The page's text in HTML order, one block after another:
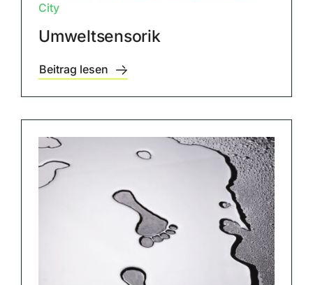
City
Umweltsensorik
Beitrag lesen